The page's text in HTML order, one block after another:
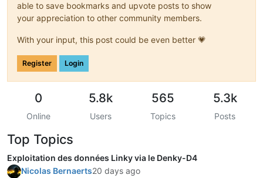
able to save bookmarks and upvote posts to show
your appreciation to other community members.
With your input, this post could be even better 💗
Register Login
0
Online
5.8k
Users
565
Topics
5.3k
Posts
Top Topics
Exploitation des données Linky via le Denky-D4
Nicolas Bernaerts20 days ago